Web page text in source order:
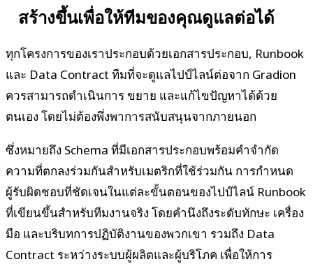
สร้างขึ้นเพื่อให้ทีมของคุณดูแลต่อได้
ทุกโครงการของเราประกอบด้วยเอกสารประกอบ, Runbook
และ Data Contract ทีมที่จะดูแลไปป์ไลน์ต่อจาก Gradion
ควรสามารถดำเนินการ ขยาย และแก้ไขปัญหาได้ด้วย
ตนเอง โดยไม่ต้องพึ่งพาการสนับสนุนจากภายนอก
ซึ่งหมายถึง Schema ที่มีเอกสารประกอบพร้อมคำจำกัด
ความที่ตกลงร่วมกันสำหรับเมตริกที่ใช้ร่วมกัน การกำหนด
ผู้รับผิดชอบที่ชัดเจนในแต่ละขั้นตอนของไปป์ไลน์ Runbook
ที่เขียนขึ้นสำหรับทีมงานจริง โดยคำนึงถึงระดับทักษะ เครื่อง
มือ และบริบทการปฏิบัติงานของพวกเขา รวมถึง Data
Contract ระหว่างระบบผู้ผลิตและผู้บริโภค เพื่อให้การ